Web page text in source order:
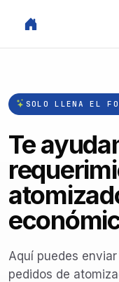
SOLO LLENA EL
Te
Aquí puedes
pedidos de